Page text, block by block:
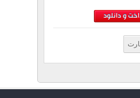
و دانلود